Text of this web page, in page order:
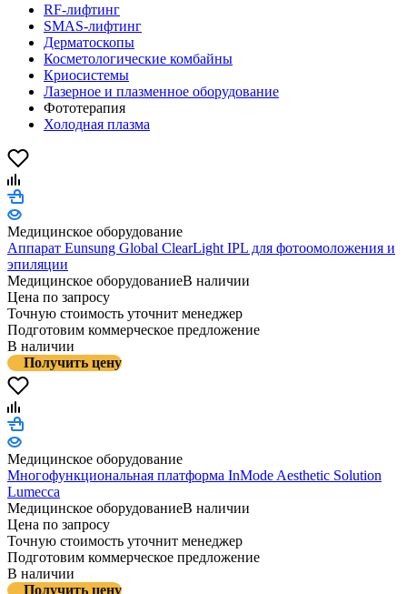
RF-лифтинг
SMAS-лифтинг
Дерматоскопы
Косметологические комбайны
Криосистемы
Лазерное и плазменное оборудование
Фототерапия
Холодная плазма
Медицинское оборудование
Аппарат Eunsung Global ClearLight IPL для фотоомоложения и
эпиляции
Медицинское оборудованиеВ наличии
Цена по запросу
Точную стоимость уточнит менеджер
Подготовим коммерческое предложение
В наличии
Получить цену
Медицинское оборудование
Многофункциональная платформа InMode Aesthetic Solution
Lumecca
Медицинское оборудованиеВ наличии
Цена по запросу
Точную стоимость уточнит менеджер
Подготовим коммерческое предложение
В наличии
Получить цену